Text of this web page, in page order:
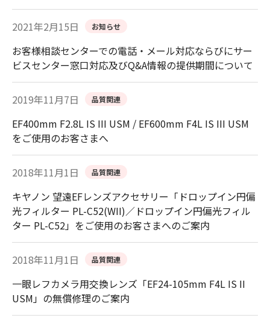
2021年2月15日 お知らせ
お客様相談センターでの電話・メール対応ならびにサー
ビスセンター窓口対応及びQ&A情報の提供期間について
2019年11月7日 品質関連
EF400mm F2.8L IS III USM / EF600mm F4L IS III USM
をご使用のお客さまへ
2018年11月1日 品質関連
キヤノン 望遠EFレンズアクセサリー「ドロップイン円偏
光フィルター PL-C52(WII)／ドロップイン円偏光フィル
ター PL-C52」をご使用のお客さまへのご案内
2018年11月1日 品質関連
一眼レフカメラ用交換レンズ「EF24-105mm F4L IS II
USM」の無償修理のご案内